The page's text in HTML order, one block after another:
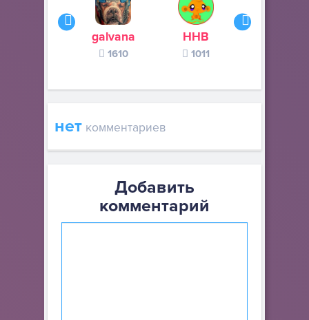
galvana
1610
ННВ
1011
нет комментариев
Добавить
комментарий